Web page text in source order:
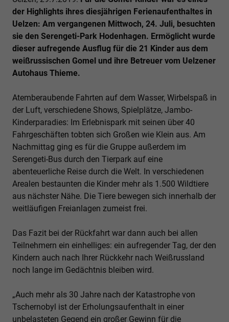
der Highlights ihres diesjährigen Ferienaufenthaltes in
Uelzen: Am vergangenen Mittwoch, 24. Juli, besuchten
sie den Serengeti-Park Hodenhagen. Ermöglicht wurde
dieser aufregende Ausflug für die 21 Kinder aus dem
weißrussischen Gomel und ihre Betreuer vom Uelzener
Autohaus Thieme.
Atemberaubende Fahrten auf dem Wasser, Wirbelspaß in
der Luft, verschiedene Shows, Spielplätze, Jambo-
Kinderparadies: Im Erlebnispark mit seinen über 40
Fahrgeschäften tobten sich Großen wie Klein aus. Am
Nachmittag ging es für die Gruppe außerdem im
Serengeti-Bus durch den Tierpark auf eine
abenteuerliche Reise durch die Welt. In verschiedenen
Arealen bestaunten die Kinder mehr als 1.500 Wildtiere
aus nächster Nähe. Die Tiere bewegen sich innerhalb der
weitläufigen Freianlagen zumeist frei.
Das Fazit bei der Rückfahrt war dann auch bei allen
Teilnehmern ein einhelliges: ein aufregender Tag, der den
Kindern auch nach Ihrer Rückkehr nach Weißrussland
noch lange im Gedächtnis bleiben wird.
„Auch mehr als 30 Jahre nach der Katastrophe von
Tschernobyl ist der Erholungsaufenthalt in einer
unbelasteten Gegend ein großer Gewinn für die